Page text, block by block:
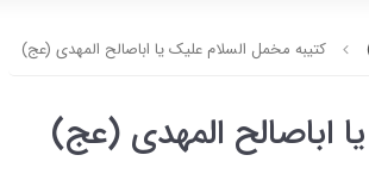
کتیبه مخمل السلام علیک یا اباصالح المهدی (عج)
اباصالح المهدی (عج)